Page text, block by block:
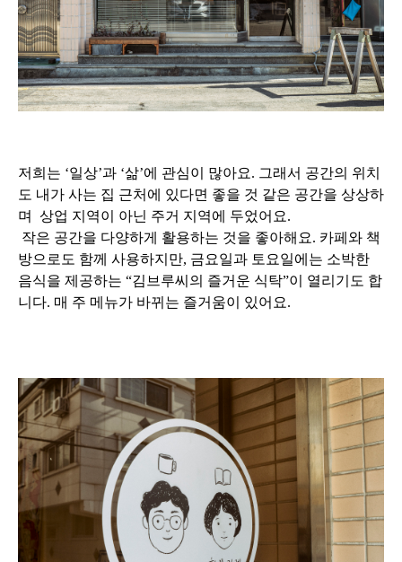
저희는 ‘일상’과 ‘삶’에 관심이 많아요. 그래서 공간의 위치
도 내가 사는 집 근처에 있다면 좋을 것 같은 공간을 상상하
며 상업 지역이 아닌 주거 지역에 두었어요.
작은 공간을 다양하게 활용하는 것을 좋아해요. 카페와 책
방으로도 함께 사용하지만, 금요일과 토요일에는 소박한
음식을 제공하는 “김브루씨의 즐거운 식탁”이 열리기도 합
니다. 매 주 메뉴가 바뀌는 즐거움이 있어요.